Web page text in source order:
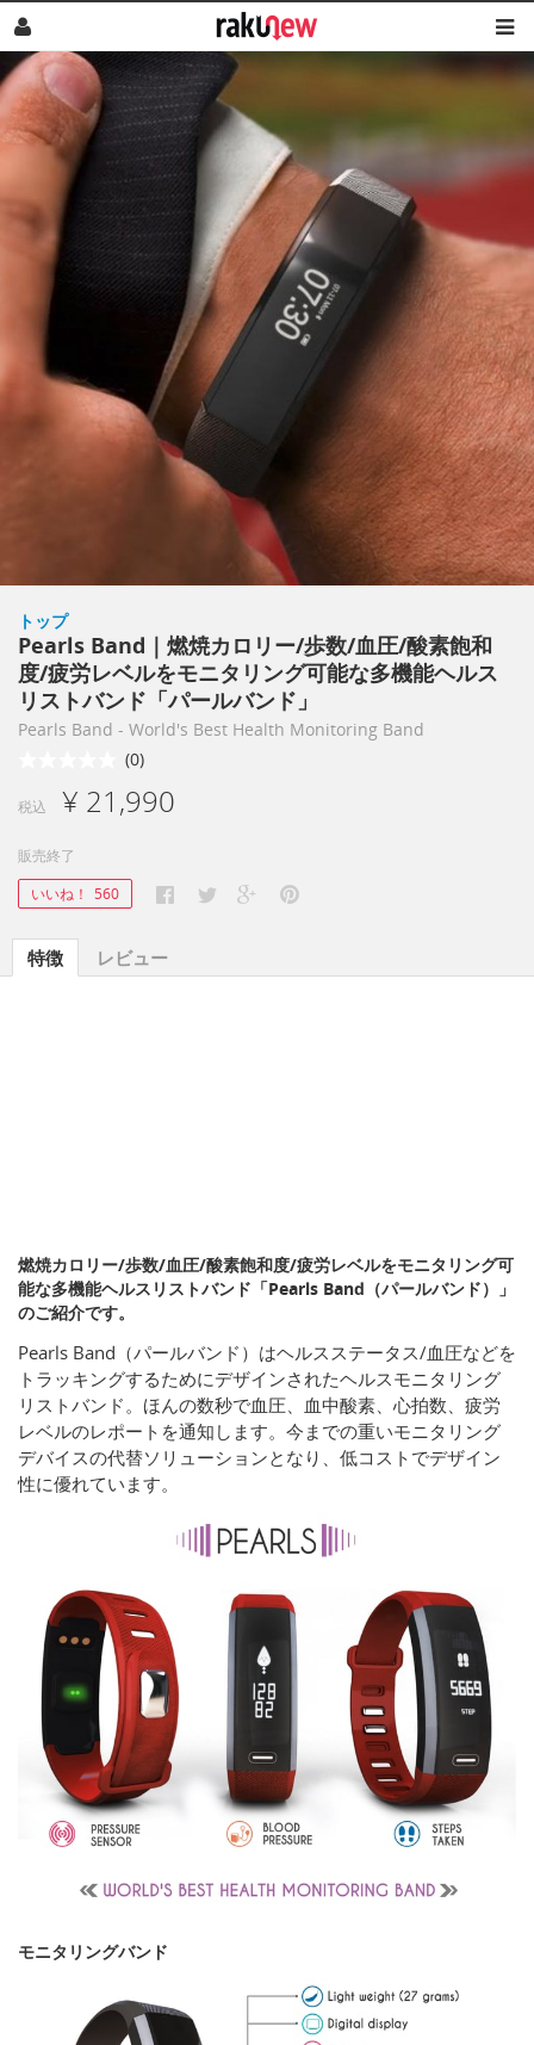
トップ
Pearls Band｜燃焼カロリー/歩数/血圧/酸素飽和
度/疲労レベルをモニタリング可能な多機能ヘルス
リストバンド「パールバンド」
Pearls Band - World's Best Health Monitoring Band
(0)
税込 ¥ 21,990
販売終了
いいね！ 560
特徴 レビュー
燃焼カロリー/歩数/血圧/酸素飽和度/疲労レベルをモニタリング可
能な多機能ヘルスリストバンド「Pearls Band（パールバンド）」
のご紹介です。
Pearls Band（パールバンド）はヘルスステータス/血圧などを
トラッキングするためにデザインされたヘルスモニタリング
リストバンド。ほんの数秒で血圧、血中酸素、心拍数、疲労
レベルのレポートを通知します。今までの重いモニタリング
デバイスの代替ソリューションとなり、低コストでデザイン
性に優れています。
モニタリングバンド